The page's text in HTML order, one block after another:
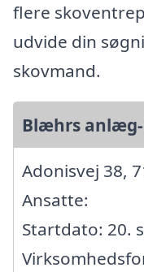
flere
udvide din
skovmand.
Blæhrs anlæg-
Adonisvej 38,
Ansatte:
Startdato: 20.